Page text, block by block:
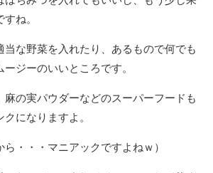
ね。
当な野菜を入れたり、あるもので何でも
ジーのいいところです。
麻の実パウダーなどのスーパーフードも
になりますよ。
ら・・・マニアックですよねｗ）